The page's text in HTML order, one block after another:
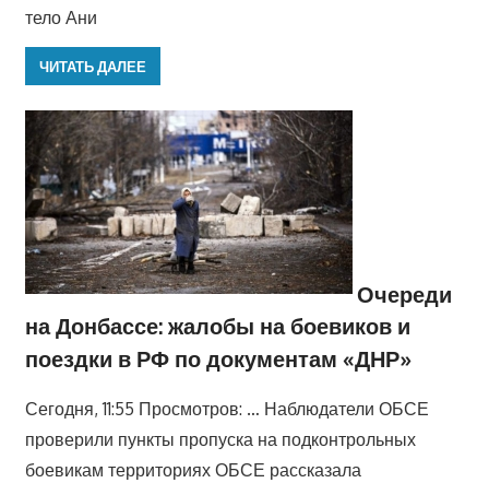
тело Ани
ЧИТАТЬ ДАЛЕЕ
Очереди
на Донбассе: жалобы на боевиков и
поездки в РФ по документам «ДНР»
Сегодня, 11:55 Просмотров: … Наблюдатели ОБСЕ
проверили пункты пропуска на подконтрольных
боевикам территориях ОБСЕ рассказала